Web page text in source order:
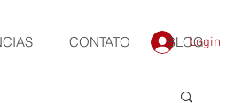
Login
CONTATO BLOG